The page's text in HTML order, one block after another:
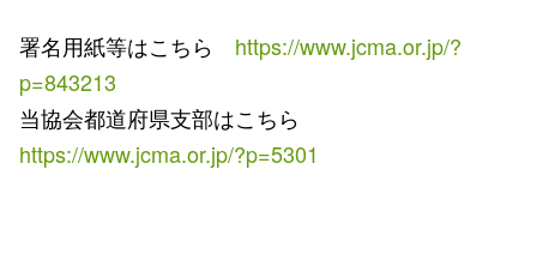
署名用紙等はこちら https://www.jcma.or.jp/?
p=843213
当協会都道府県支部はこちら
https://www.jcma.or.jp/?p=5301